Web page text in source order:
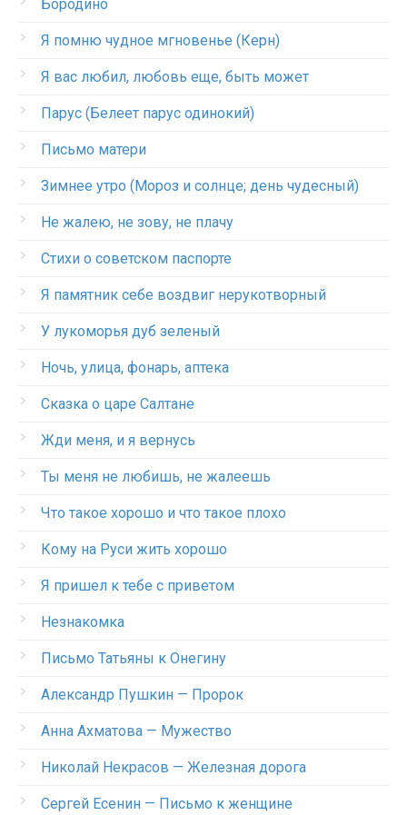
Бородино
Я помню чудное мгновенье (Керн)
Я вас любил, любовь еще, быть может
Парус (Белеет парус одинокий)
Письмо матери
Зимнее утро (Мороз и солнце; день чудесный)
Не жалею, не зову, не плачу
Стихи о советском паспорте
Я памятник себе воздвиг нерукотворный
У лукоморья дуб зеленый
Ночь, улица, фонарь, аптека
Сказка о царе Салтане
Жди меня, и я вернусь
Ты меня не любишь, не жалеешь
Что такое хорошо и что такое плохо
Кому на Руси жить хорошо
Я пришел к тебе с приветом
Незнакомка
Письмо Татьяны к Онегину
Александр Пушкин — Пророк
Анна Ахматова — Мужество
Николай Некрасов — Железная дорога
Сергей Есенин — Письмо к женщине